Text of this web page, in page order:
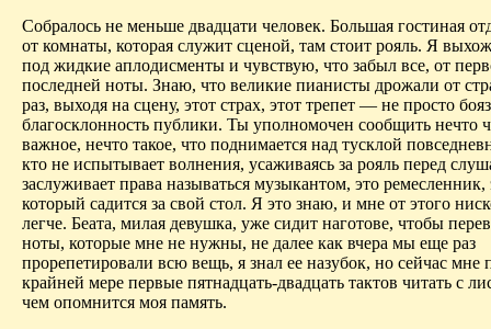
Собралось не меньше двадцати человек. Большая гостиная
от комнаты, которая служит сценой, там стоит рояль. Я
под жидкие аплодисменты и чувствую, что забыл все, от
последней ноты. Знаю, что великие пианисты дрожали от
раз, выходя на сцену, этот страх, этот трепет — не просто
благосклонность публики. Ты уполномочен сообщить нечто
важное, нечто такое, что поднимается над тусклой
кто не испытывает волнения, усаживаясь за рояль перед
заслуживает права называться музыкантом, это
который садится за свой стол. Я это знаю, и мне от этого
легче. Беата, милая девушка, уже сидит наготове, чтобы
ноты, которые мне не нужны, не далее как вчера мы еще раз
прорепетировали всю вещь, я знал ее назубок, но сейчас мне
крайней мере первые пятнадцать-двадцать тактов читать с
чем опомнится моя память.